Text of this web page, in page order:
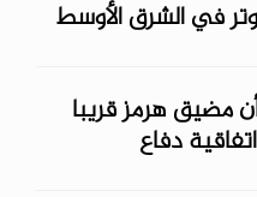
في الشرق الأوسط
مضيق هرمز قريبا
دفاع